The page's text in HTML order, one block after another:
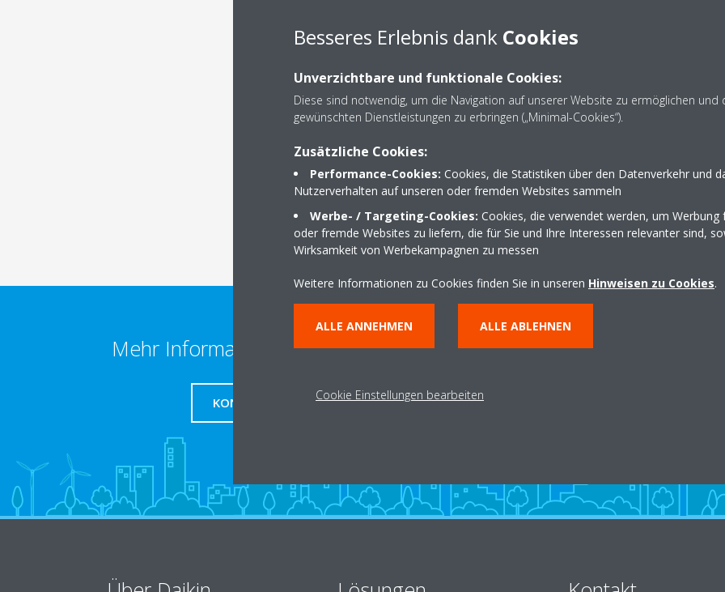
Dokumentation
Die gewünschten Dokumente konnten nicht gefunden
Mehr Informationen erhalten
KONTAKT
Fachpartner finden
Besseres Erlebnis dank Cookies
Unverzichtbare und funktionale Cookies:
Diese sind notwendig, um die Navigation auf unserer Website zu ermöglichen und
gewünschten Dienstleistungen zu erbringen („Minimal-Cookies“).
Zusätzliche Cookies:
Performance-Cookies: Cookies, die Statistiken über den Datenverkehr und
Nutzerverhalten auf unseren oder fremden Websites sammeln
Werbe- / Targeting-Cookies: Cookies, die verwendet werden, um Werbung
oder fremde Websites zu liefern, die für Sie und Ihre Interessen relevanter sind,
Wirksamkeit von Werbekampagnen zu messen
Weitere Informationen zu Cookies finden Sie in unseren Hinweisen zu Cookies.
ALLE ANNEHMEN ALLE ABLEHNEN
Cookie Einstellungen bearbeiten